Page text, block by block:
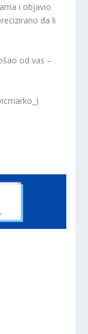
i objavio
da li
od vas –